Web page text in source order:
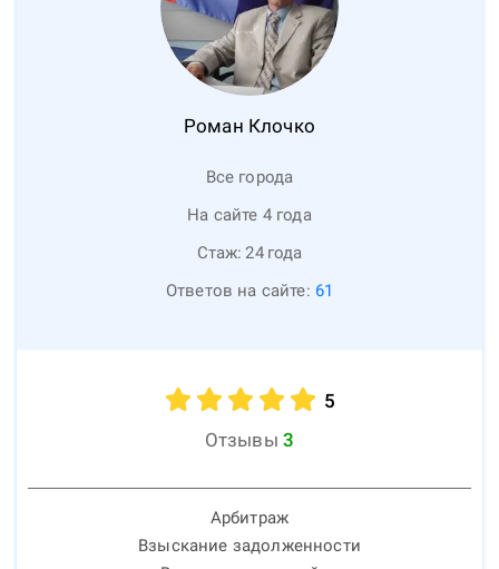
Роман Клочко
Все города
На сайте 4 года
Стаж: 24 года
Ответов на сайте: 61
5
Отзывы 3
Арбитраж
Взыскание задолженности